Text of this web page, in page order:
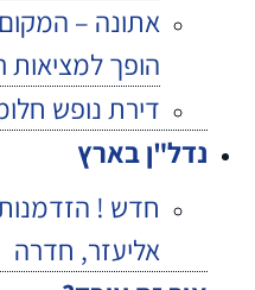
אתונה –
הופך למציאות
דירת נופש
נדל"ן בארץ
חדש !
אליעזר, חדרה